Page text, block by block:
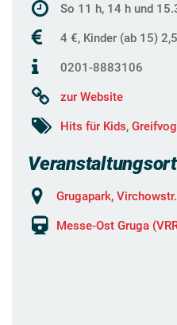
So 11 h, 14 h und
4 €, Kinder (ab 15)
0201-8883106
zur Website
Hits für Kids,
Veranstaltungsort
Grugapark,
Messe-Ost Gruga